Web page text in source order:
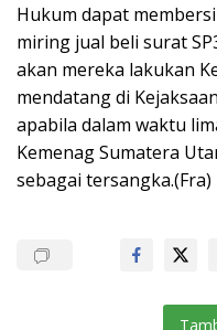
Hukum dapat
miring jual beli surat
akan mereka lakukan
mendatang di
apabila dalam waktu
Kemenag Sumatera
sebagai tersangka.(Fra)